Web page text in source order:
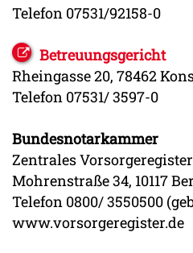
Telefon 07531/92158-0
Betreuungsgericht
Rheingasse 20, 78462
Telefon 07531/ 3597-0
Bundesnotarkammer
Zentrales Vorsorgeregister
Mohrenstraße 34, 10117
Telefon 0800/ 3550500
www.vorsorgeregister.de